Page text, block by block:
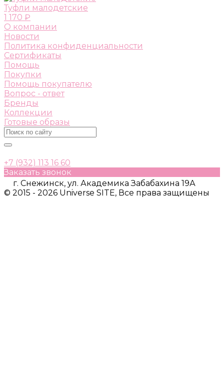
Туфли малодетские
1 170 ₽
О компании
Новости
Политика конфиденциальности
Сертификаты
Помощь
Покупки
Помощь покупателю
Вопрос - ответ
Бренды
Коллекции
Готовые образы
+7 (932) 113 16 60
Заказать звонок
г. Снежинск, ул. Академика Забабахина 19А
© 2015 - 2026 Universe SITE, Все права защищены